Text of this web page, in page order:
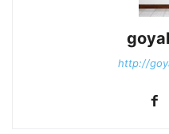
http://